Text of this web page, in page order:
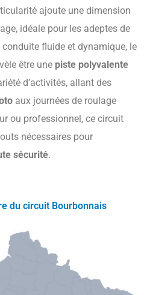
ajoute une dimension
idéale pour les adeptes de
fluide et dynamique, le
être une piste polyvalente
d’activités, allant des
aux journées de roulage
ou professionnel, ce circuit
nécessaires pour
sécurité.
du circuit Bourbonnais